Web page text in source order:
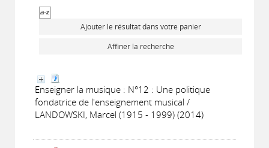
Ajouter le résultat dans votre panier
Affiner la recherche
Enseigner la musique : N°12 : Une politique
fondatrice de l'enseignement musical /
LANDOWSKI, Marcel (1915 - 1999) (2014)